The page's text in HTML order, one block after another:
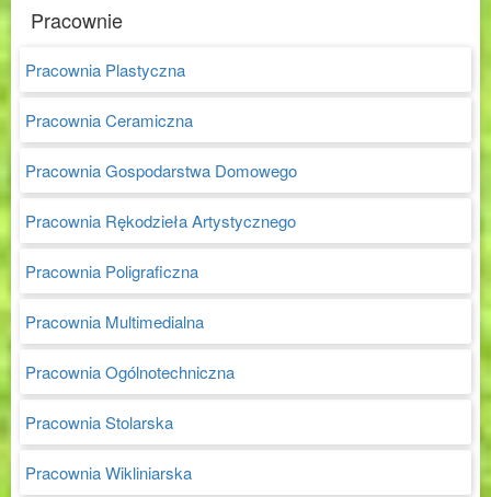
Pracownie
Pracownia Plastyczna
Pracownia Ceramiczna
Pracownia Gospodarstwa Domowego
Pracownia Rękodzieła Artystycznego
Pracownia Poligraficzna
Pracownia Multimedialna
Pracownia Ogólnotechniczna
Pracownia Stolarska
Pracownia Wikliniarska